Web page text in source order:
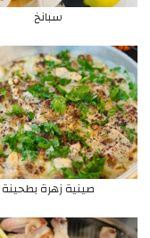
سبانخ
صينية زهرة بطحينة